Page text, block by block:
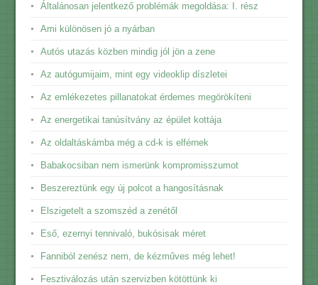
Általánosan jelentkező problémák megoldása: I. rész
Ami különösen jó a nyárban
Autós utazás közben mindig jól jön a zene
Az autógumijaim, mint egy videoklip díszletei
Az emlékezetes pillanatokat érdemes megörökíteni
Az energetikai tanúsítvány az épület kottája
Az oldaltáskámba még a cd-k is elférnek
Babakocsiban nem ismerünk kompromisszumot
Beszereztünk egy új polcot a hangosításnak
Elszigetelt a szomszéd a zenétől
Eső, ezernyi tennivaló, bukósisak méret
Fanniból zenész nem, de kézműves még lehet!
Fesztiválozás után szervizben kötöttünk ki